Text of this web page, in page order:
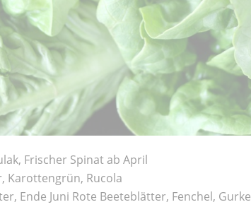
Frischer Spinat ab April
Karottengrün, Rucola
Ende Juni Rote Beeteblätter, Fenchel, Gurke